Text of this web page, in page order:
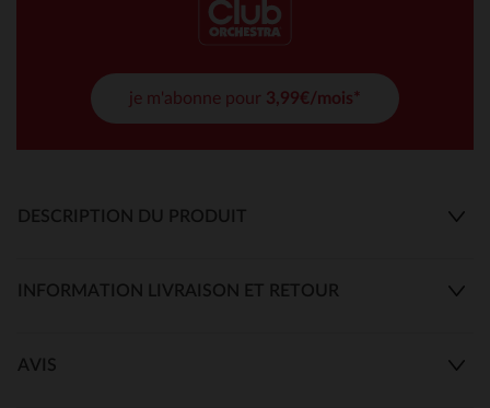
je m'abonne pour 3,99€/mois*
DESCRIPTION DU PRODUIT
INFORMATION LIVRAISON ET RETOUR
AVIS